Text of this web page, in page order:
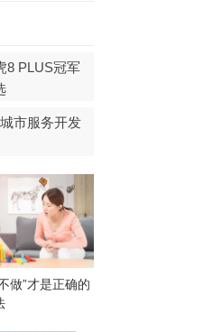
8 PLUS冠军
市服务开发
做”才是正确的